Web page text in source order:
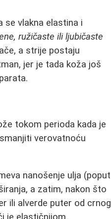
se vlakna elastina i
ružičaste ili ljubičaste
a strije postaju
jer je tada koža još
tokom perioda kada je
verovatnoću
nanošenje ulja (poput
a zatim, nakon što
ili alverde puter od crnog